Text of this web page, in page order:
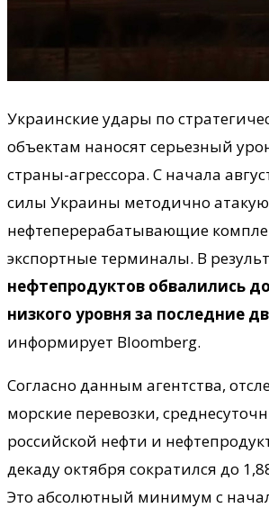
Украинские удары по
объектам наносят серьезный
страны-агрессора. С начала
силы Украины методично
нефтеперерабатывающие
экспортные терминалы. В
нефтепродуктов обвалились
низкого уровня за последние
информирует Bloomberg.
Согласно данным агентства,
морские перевозки,
российской нефти и
декаду октября сократился до
Это абсолютный минимум с